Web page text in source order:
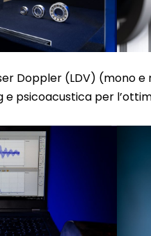
Doppler (LDV)
psicoacustica per